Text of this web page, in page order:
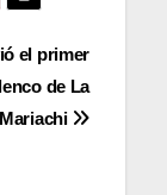
el primer
de La